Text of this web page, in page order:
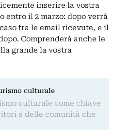
inserire la vostra
entro il 2 marzo: dopo verrà
tra le email ricevute, e il
Comprenderà anche le
grande la vostra
culturale
culturale come chiave
e delle comunità che